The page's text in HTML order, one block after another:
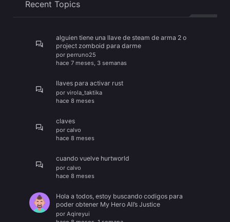
Recent Topics
alguien tiene una llave de steam de arma 2 o
project zomboid para darme
por perruno25
hace 7 meses, 3 semanas
llaves para activar rust
por virola_taktika
hace 8 meses
claves
por calvo
hace 8 meses
cuando vuelve hurtworld
por calvo
hace 8 meses
Hola a todos, estoy buscando codigos para
poder obtener My Hero All’s Justice
por Aqireyui